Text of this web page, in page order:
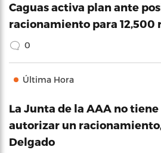
Caguas activa plan ante
racionamiento para 12,500
0
Última Hora
La Junta de la AAA no
autorizar un
Delgado